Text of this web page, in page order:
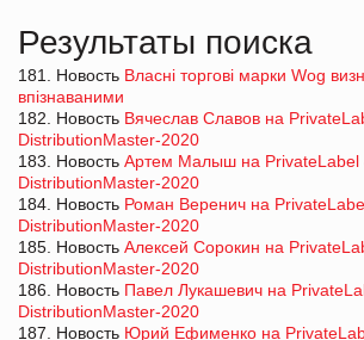
Результаты поиска
181. Новость Власні торгові марки Wog
впізнаваними
182. Новость Вячеслав Славов на
DistributionMaster-2020
183. Новость Артем Малыш на PrivateLabel
DistributionMaster-2020
184. Новость Роман Веренич на
DistributionMaster-2020
185. Новость Алексей Сорокин на
DistributionMaster-2020
186. Новость Павел Лукашевич на
DistributionMaster-2020
187. Новость Юрий Ефименко на